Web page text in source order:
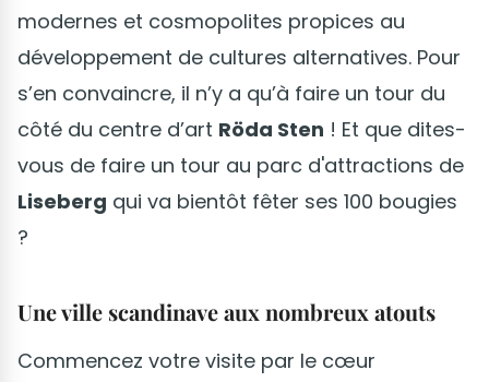
modernes et cosmopolites propices au
développement de cultures alternatives. Pour
s’en convaincre, il n’y a qu’à faire un tour du
côté du centre d’art Röda Sten ! Et que dites-
vous de faire un tour au parc d'attractions de
Liseberg qui va bientôt fêter ses 100 bougies
?
Une ville scandinave aux nombreux atouts
Commencez votre visite par le cœur